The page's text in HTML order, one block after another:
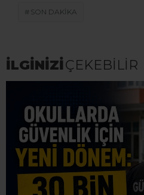
SON DAKİKA
İLGİNİZİÇEKEBİLİR